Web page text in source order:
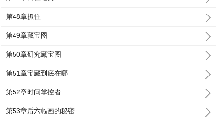
第48章抓住
第49章藏宝图
第50章研究藏宝图
第51章宝藏到底在哪
第52章时间掌控者
第53章后六幅画的秘密